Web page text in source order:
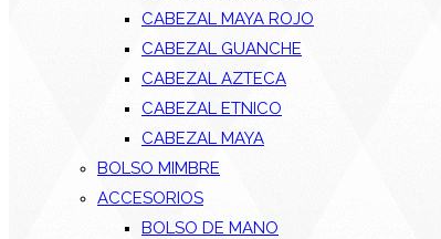
CABEZAL MAYA ROJO
CABEZAL GUANCHE
CABEZAL AZTECA
CABEZAL ETNICO
CABEZAL MAYA
BOLSO MIMBRE
ACCESORIOS
BOLSO DE MANO